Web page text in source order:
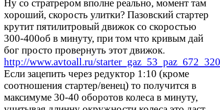
Ну со стратрером вполне реально, момент там
хороший, скорость улитки? Пазовский стартер
крутит пятилитровый движок со скоростью
300-400об в минуту, при том что кривым дай
бог просто провернуть этот движок.
http://www.avtoall.ru/
Если зацепить через редуктор 1:10 (кроме
соотношения стартер/венец) то получится в
максимуме 30-40 оборотов колеса в минуту,